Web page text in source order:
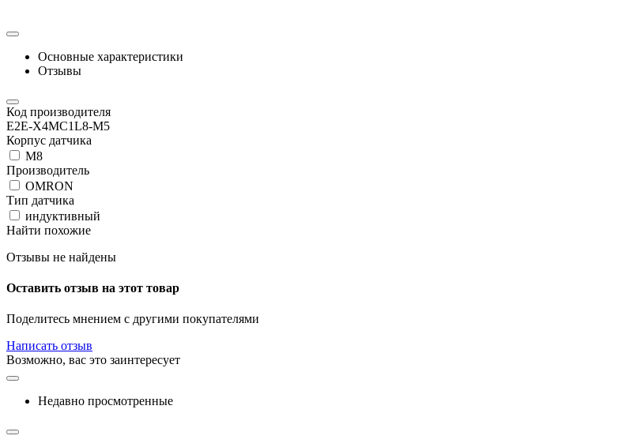
Основные характеристики
Отзывы
Код производителя
E2E-X4MC1L8-M5
Корпус датчика
М8
Производитель
OMRON
Тип датчика
индуктивный
Найти похожие
Отзывы не найдены
Оставить отзыв на этот товар
Поделитесь мнением с другими покупателями
Написать отзыв
Возможно, вас это заинтересует
Недавно просмотренные